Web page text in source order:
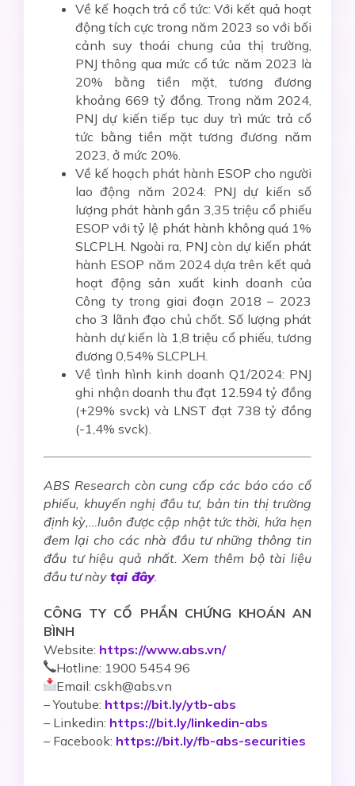
Về kế hoạch trả cổ tức: Với kết quả hoạt
động tích cực trong năm 2023 so với bối
cảnh suy thoái chung của thị trường,
PNJ thông qua mức cổ tức năm 2023 là
20% bằng tiền mặt, tương đương
khoảng 669 tỷ đồng. Trong năm 2024,
PNJ dự kiến tiếp tục duy trì mức trả cổ
tức bằng tiền mặt tương đương năm
2023, ở mức 20%.
Về kế hoạch phát hành ESOP cho người
lao động năm 2024: PNJ dự kiến số
lượng phát hành gần 3,35 triệu cổ phiếu
ESOP với tỷ lệ phát hành không quá 1%
SLCPLH. Ngoài ra, PNJ còn dự kiến phát
hành ESOP năm 2024 dựa trên kết quả
hoạt động sản xuất kinh doanh của
Công ty trong giai đoạn 2018 – 2023
cho 3 lãnh đạo chủ chốt. Số lượng phát
hành dự kiến là 1,8 triệu cổ phiếu, tương
đương 0,54% SLCPLH.
Về tình hình kinh doanh Q1/2024: PNJ
ghi nhận doanh thu đạt 12.594 tỷ đồng
(+29% svck) và LNST đạt 738 tỷ đồng
(-1,4% svck).
ABS Research còn cung cấp các báo cáo cổ
phiếu, khuyến nghị đầu tư, bản tin thị trường
định kỳ,…luôn được cập nhật tức thời, hứa hẹn
đem lại cho các nhà đầu tư những thông tin
đầu tư hiệu quả nhất. Xem thêm bộ tài liệu
đầu tư này tại đây.
CÔNG TY CỔ PHẦN CHỨNG KHOÁN AN
BÌNH
Website: https://www.abs.vn/
Hotline: 1900 5454 96
Email: cskh@abs.vn
–Youtube: https://bit.ly/ytb-abs
– Linkedin: https://bit.ly/linkedin-abs
– Facebook: https://bit.ly/fb-abs-securities